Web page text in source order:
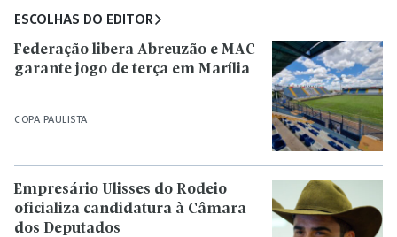
ESCOLHAS DO EDITOR
COPA PAULISTA
Federação libera Abreuzão e MAC
garante jogo de terça em Marília
Empresário Ulisses do Rodeio
oficializa candidatura à Câmara
dos Deputados